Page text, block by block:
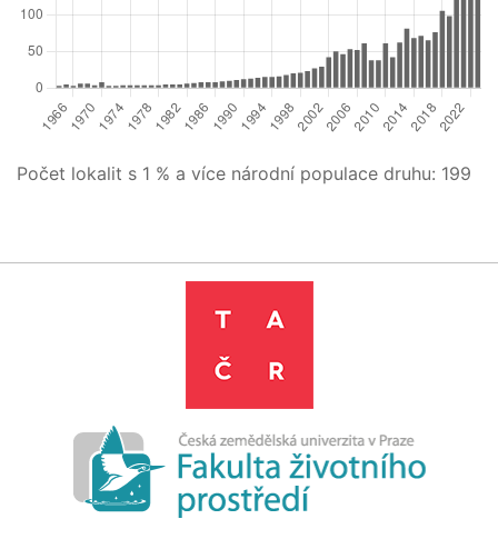
Počet lokalit s 1 % a více národní populace druhu: 199
−